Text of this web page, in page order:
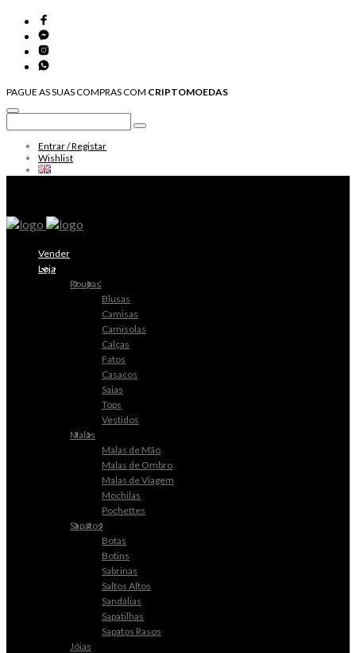
PAGUE AS SUAS COMPRAS COM CRIPTOMOEDAS
Entrar / Registar
Wishlist
Vender
Loja
Roupas
Blusas
Camisas
Camisolas
Calças
Fatos
Casacos
Saias
Tops
Vestidos
Malas
Malas de Mão
Malas de Ombro
Malas de Viagem
Mochilas
Pochettes
Sapatos
Botas
Botins
Sabrinas
Saltos Altos
Sandálias
Sapatilhas
Sapatos Rasos
Jóias